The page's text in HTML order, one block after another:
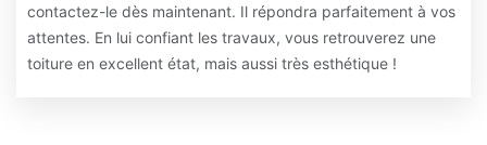
contactez-le dès maintenant. Il répondra parfaitement à vos
attentes. En lui confiant les travaux, vous retrouverez une
toiture en excellent état, mais aussi très esthétique !